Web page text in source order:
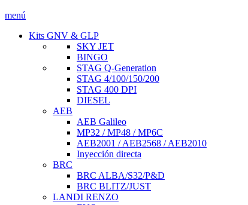
menú
Kits GNV & GLP
SKY JET
BINGO
STAG Q-Generation
STAG 4/100/150/200
STAG 400 DPI
DIESEL
AEB
AEB Galileo
MP32 / MP48 / MP6C
AEB2001 / AEB2568 / AEB2010
Inyección directa
BRC
BRC ALBA/S32/P&D
BRC BLITZ/JUST
LANDI RENZO